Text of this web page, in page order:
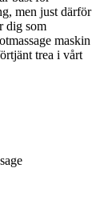
men just därför
dig som
maskin
trea i vårt